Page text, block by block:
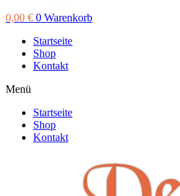
0,00 € 0 Warenkorb
Startseite
Shop
Kontakt
Menü
Startseite
Shop
Kontakt